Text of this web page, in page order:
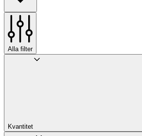
Alla filter
Kvantitet